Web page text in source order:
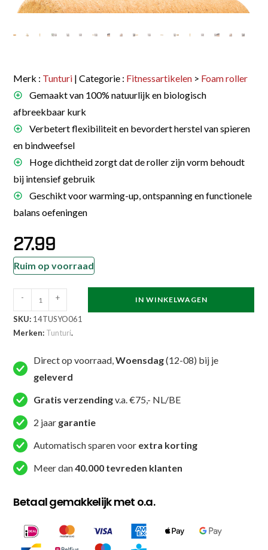
Merk : Tunturi | Categorie : Fitnessartikelen > Foam roller
Gemaakt van 100% natuurlijk en biologisch
afbreekbaar kurk
Verbetert flexibiliteit en bevordert herstel van spieren
en bindweefsel
Hoge dichtheid zorgt dat de roller zijn vorm behoudt
bij intensief gebruik
Geschikt voor warming-up, ontspanning en functionele
balans oefeningen
27.99
Ruim op voorraad
Tunturi
-
Cork
Roller
30cm
Kurk
aantal
- + IN WINKELWAGEN
SKU: 14TUSYO061
Merken: Tunturi.
Direct op voorraad,Woensdag(12-08) bij je
geleverd
Gratis verzendingv.a. €75,- NL/BE
2 jaar garantie
Automatisch sparen voor extra korting
Meer dan40.000 tevreden klanten
Betaal gemakkelijk met o.a.